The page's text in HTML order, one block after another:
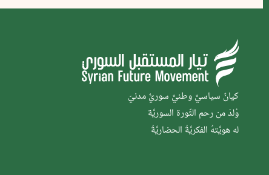
كيانٌ سياسيٌّ وطنيٌّ سوريٌّ مدنيّ
وُلدَ من رحم الثَّورة السوريَّة
له هويَّتهُ الفكريَّةُ الحضاريَّةُ